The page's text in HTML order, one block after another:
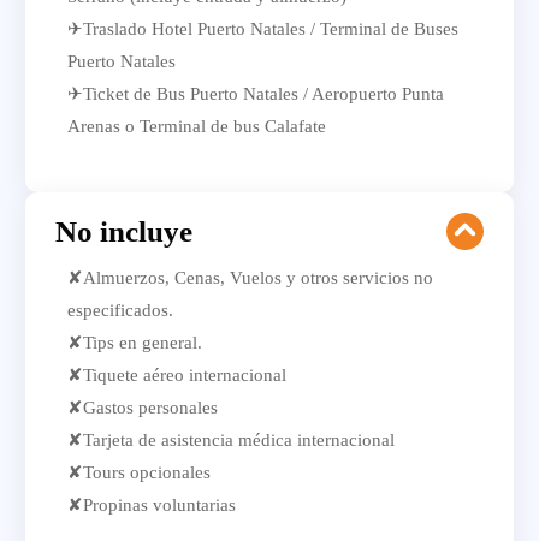
✈Traslado Hotel Puerto Natales / Terminal de Buses
Puerto Natales
✈Ticket de Bus Puerto Natales / Aeropuerto Punta
Arenas o Terminal de bus Calafate
No incluye
✘Almuerzos, Cenas, Vuelos y otros servicios no
especificados.
✘Tips en general.
✘Tiquete aéreo internacional
✘Gastos personales
✘Tarjeta de asistencia médica internacional
✘Tours opcionales
✘Propinas voluntarias